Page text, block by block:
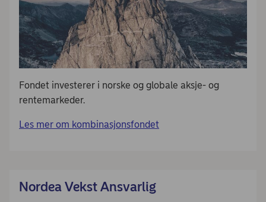
Fondet investerer i norske og globale aksje- og
rentemarkeder.
Les mer om kombinasjonsfondet
Nordea Vekst Ansvarlig